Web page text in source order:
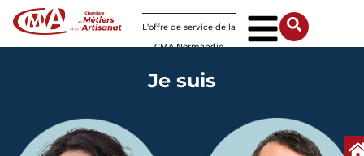
L’offre de service de la
CMA Normandie
Je suis
Panneau de gestion des cookies